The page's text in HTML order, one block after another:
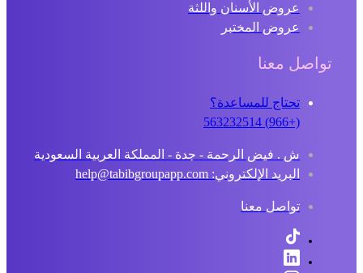
عروض الأسنان واللثة
عروض المختبر
تواصل معنا
تحتاج للمساعدة؟
ش . فيض الرحمة - جدة - المملكة العربية السعودية
البريد الإلكتروني: help@tabibgroupapp.com
تواصل معنا